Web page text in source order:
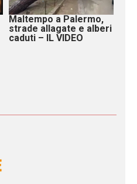
Maltempo a Palermo,
strade allagate e alberi
caduti – IL VIDEO